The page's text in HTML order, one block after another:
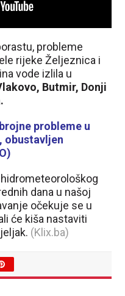
probleme
rijeke Željeznica i
vode izlila u
Butmir, Donji
probleme u
obustavljen
dana u našoj
očekuje se u
će kiša nastaviti
(Klix.ba)